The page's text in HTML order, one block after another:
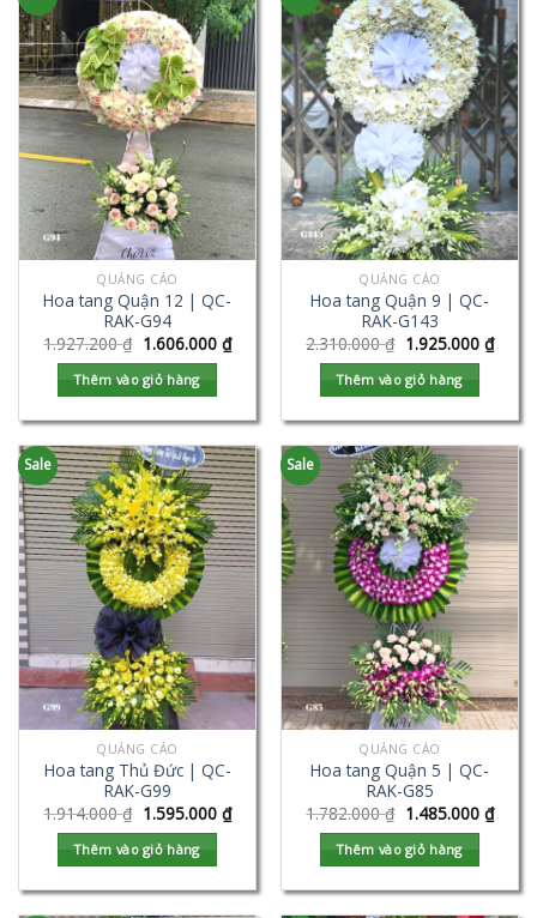
QUẢNG CÁO
Hoa tang Quận 12 | QC-
RAK-G94
1.927.200₫ 1.606.000 ₫
Thêm vào giỏ hàng
QUẢNG CÁO
Hoa tang Quận 9 | QC-
RAK-G143
2.310.000₫ 1.925.000 ₫
Thêm vào giỏ hàng
Sale
QUẢNG CÁO
Hoa tang Thủ Đức | QC-
RAK-G99
1.914.000₫ 1.595.000 ₫
Thêm vào giỏ hàng
Sale
QUẢNG CÁO
Hoa tang Quận 5 | QC-
RAK-G85
1.782.000₫ 1.485.000 ₫
Thêm vào giỏ hàng